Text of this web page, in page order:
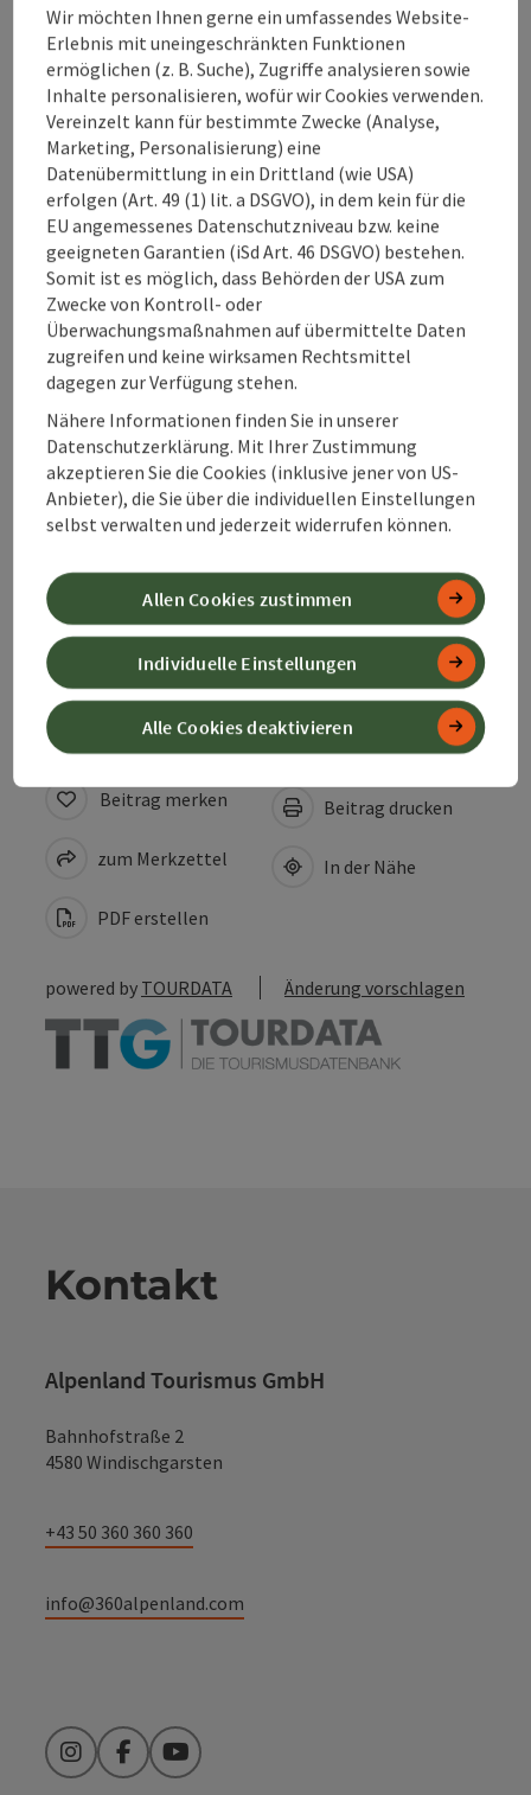
Arbeitsweise. Rebhandls Werk entsteht im Stillen, er
schielt weder auf Moden und Trends noch auf den
Kunstmarkt, sondern er entwickelt sein Werk
innerhalb eines komplexen Systems von Form und
Farbe, das er immer wieder mit neuen, persönlich
gefilterten Eindrücken aus Medien, Historie und
Gesellschaft erweitert. Seine konzeptionelle Malerei
ist auch als Kommentar zu Moderne und Postmoderne
zu verstehen, wie er auch in seinem Arbeitsprozess
immer wieder auf eigene ältere Konzepte zurückgreift
und diese in seinem Werk neu kontextualisiert.
Kontakt
Veranstaltungstermin/e
Veranstaltungsort
Anreise/Lage
Barrierefreiheit
Beitrag merken
zum Merkzettel
PDF erstellen
Beitrag drucken
In der Nähe
powered by TOURDATA Änderung vorschlagen
Kontakt
Alpenland Tourismus GmbH
Bahnhofstraße 2
4580 Windischgarsten
+43 50 360 360 360
info@360alpenland.com
InstagramFacebookYouTube
Wir möchten Ihnen gerne ein umfassendes Website-
Erlebnis mit uneingeschränkten Funktionen
ermöglichen (z. B. Suche), Zugriffe analysieren sowie
Inhalte personalisieren, wofür wir Cookies verwenden.
Vereinzelt kann für bestimmte Zwecke (Analyse,
Marketing, Personalisierung) eine
Datenübermittlung in ein Drittland (wie USA)
erfolgen (Art. 49 (1) lit. a DSGVO), in dem kein für die
EU angemessenes Datenschutzniveau bzw. keine
geeigneten Garantien (iSd Art. 46 DSGVO) bestehen.
Somit ist es möglich, dass Behörden der USA zum
Zwecke von Kontroll- oder
Überwachungsmaßnahmen auf übermittelte Daten
zugreifen und keine wirksamen Rechtsmittel
dagegen zur Verfügung stehen.
Nähere Informationen finden Sie in unserer
Datenschutzerklärung. Mit Ihrer Zustimmung
akzeptieren Sie die Cookies (inklusive jener von US-
Anbieter), die Sie über die individuellen Einstellungen
selbst verwalten und jederzeit widerrufen können.
Alle Cookies deaktivieren
Individuelle Einstellungen
Allen Cookies zustimmen